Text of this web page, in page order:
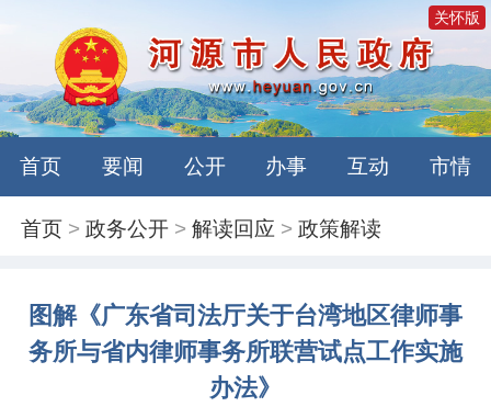
关怀版
首页 要闻 公开 办事 互动 市情
首页 >政务公开 >解读回应 >政策解读
图解《广东省司法厅关于台湾地区律师事
务所与省内律师事务所联营试点工作实施
办法》